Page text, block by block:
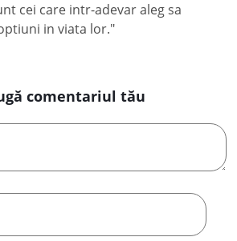
cei care intr-adevar aleg sa
in viata lor."
comentariul tău